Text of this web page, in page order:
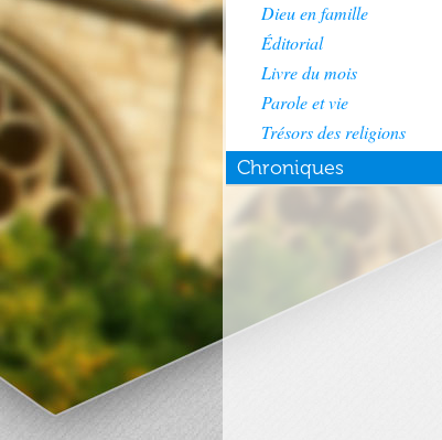
Dieu en famille
Éditorial
Livre du mois
Parole et vie
Trésors des religions
Chroniques